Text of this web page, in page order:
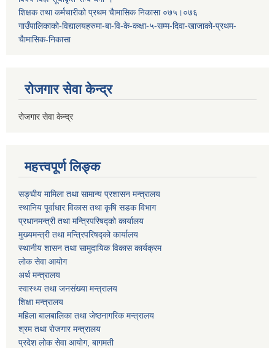
शिक्षक तथा कर्मचारीको प्रथम च‌ैामासिक निकासा ०७५।०७६
गाउँपालिकाको-विद्यालयहरुमा-बा-वि-के-कक्षा-५-सम्म-दिवा-खाजाको-प्रथम-
चैामासिक-निकासा
रोजगार सेवा केन्द्र
रोजगार सेवा केन्द्र
महत्त्वपूर्ण लिङ्क
सङ्घीय मामिला तथा सामान्य प्रशासन मन्त्रालय
स्थानिय पूर्वाधार विकास तथा कृषि सडक विभाग
प्रधानमन्त्री तथा मन्त्रिपरिषद्को कार्यालय
मुख्यमन्त्री तथा मन्त्रिपरिषद्को कार्यालय
स्थानीय शासन तथा सामुदायिक विकास कार्यक्रम
लोक सेवा आयोग
अर्थ मन्त्रालय
स्वास्थ्य तथा जनस‌ंख्या मन्त्रालय
शिक्षा मन्त्रालय
महिला बालबालिका तथा जेष्ठनागरिक मन्त्रालय
श्रम तथा राेजगार मन्त्रालय
प्रदेश लोक सेवा आयाेग, बागमती